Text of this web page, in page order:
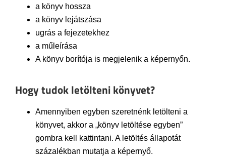
a könyv hossza
a könyv lejátszása
ugrás a fejezetekhez
a műleírása
A könyv borítója is megjelenik a képernyőn.
Hogy tudok letölteni könyvet?
Amennyiben egyben szeretnénk letölteni a
könyvet, akkor a „könyv letöltése egyben”
gombra kell kattintani. A letöltés állapotát
százalékban mutatja a képernyő.